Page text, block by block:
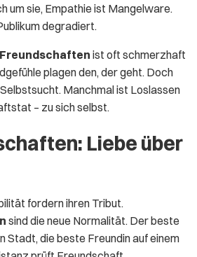
um sie, Empathie ist Mangelware.
degradiert.
ist oft schmerzhaft
plagen den, der geht. Doch
Manchmal ist Loslassen
– zu sich selbst.
Liebe über
fordern ihren Tribut.
sind die neue Normalität. Der beste
Stadt, die beste Freundin auf einem